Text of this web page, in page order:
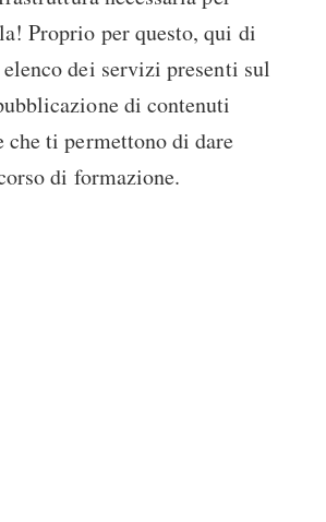
Proprio per questo, qui di
dei servizi presenti sul
di contenuti
ti permettono di dare
di formazione.